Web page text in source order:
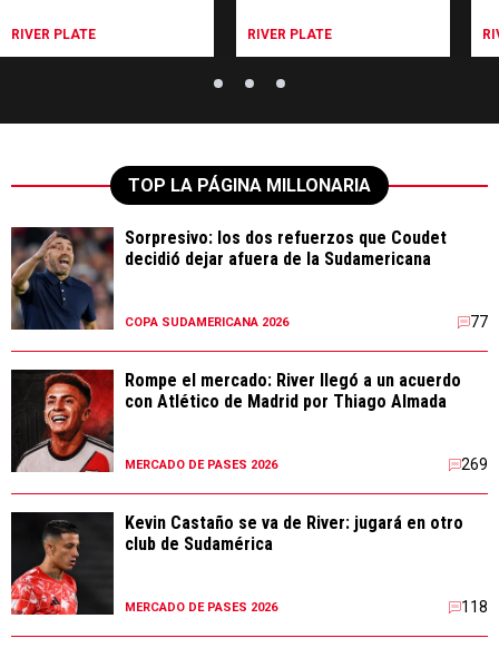
RIVER PLATE RIVER PLATE
TOP LA PÁGINA MILLONARIA
Sorpresivo: los dos refuerzos que Coudet
decidió dejar afuera de la Sudamericana
COPA SUDAMERICANA 2026 77
Rompe el mercado: River llegó a un acuerdo
con Atlético de Madrid por Thiago Almada
MERCADO DE PASES 2026 269
Kevin Castaño se va de River: jugará en otro
club de Sudamérica
MERCADO DE PASES 2026 118